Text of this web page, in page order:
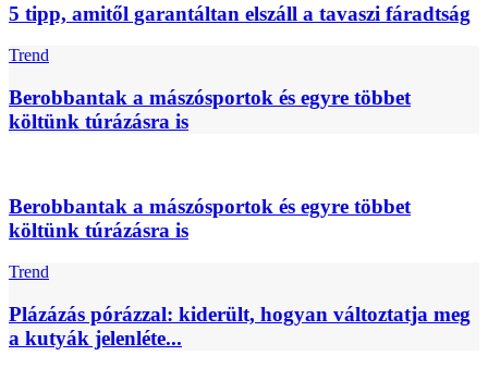
5 tipp, amitől garantáltan elszáll a tavaszi fáradtság
Trend
Berobbantak a mászósportok és egyre többet
költünk túrázásra is
Berobbantak a mászósportok és egyre többet
költünk túrázásra is
Trend
Plázázás pórázzal: kiderült, hogyan változtatja meg
a kutyák jelenléte...